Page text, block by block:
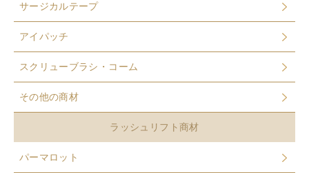
サージカルテープ
アイパッチ
スクリューブラシ・コーム
その他の商材
ラッシュリフト商材
パーマロット